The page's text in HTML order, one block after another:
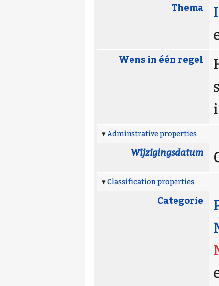
Thema
Wens in één regel
Adminstrative properties
Wijzigingsdatum
Classification properties
Categorie